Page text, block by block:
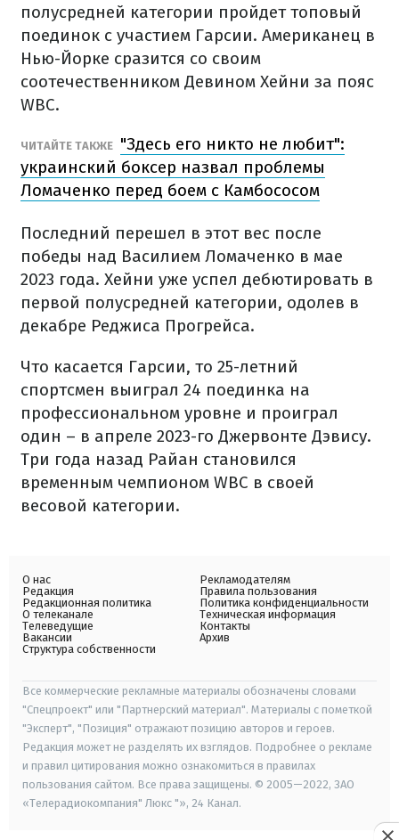
полусредней категории пройдет топовый
поединок с участием Гарсии. Американец в
Нью-Йорке сразится со своим
соотечественником Девином Хейни за пояс
WBC.
ЧИТАЙТЕ ТАКЖЕ "Здесь его никто не любит":
украинский боксер назвал проблемы
Ломаченко перед боем с Камбососом
Последний перешел в этот вес после
победы над Василием Ломаченко в мае
2023 года. Хейни уже успел дебютировать в
первой полусредней категории, одолев в
декабре Реджиса Прогрейса.
Что касается Гарсии, то 25-летний
спортсмен выиграл 24 поединка на
профессиональном уровне и проиграл
один – в апреле 2023-го Джервонте Дэвису.
Три года назад Райан становился
временным чемпионом WBC в своей
весовой категории.
О нас
Редакция
Редакционная политика
О телеканале
Телеведущие
Вакансии
Структура собственности
Рекламодателям
Правила пользования
Политика конфиденциальности
Техническая информация
Контакты
Архив
Все коммерческие рекламные материалы обозначены словами
"Спецпроект" или "Партнерский материал". Материалы с пометкой
"Эксперт", "Позиция" отражают позицию авторов и героев.
Редакция может не разделять их взглядов. Подробнее о рекламе
и правил цитирования можно ознакомиться в правилах
пользования сайтом. Все права защищены. © 2005—2022, ЗАО
«Телерадиокомпания" Люкс "», 24 Канал.